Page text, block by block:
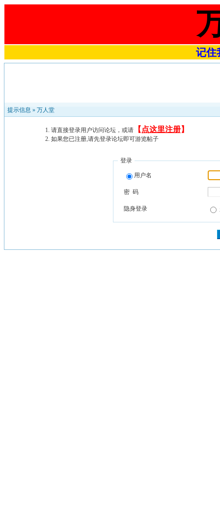
记住
提示信息 » 万人堂
请直接登录用户访问论坛，或请 【 点这里注册】
如果您已注册,请先登录论坛即可游览帖子
登录
用户名
密 码
隐身登录